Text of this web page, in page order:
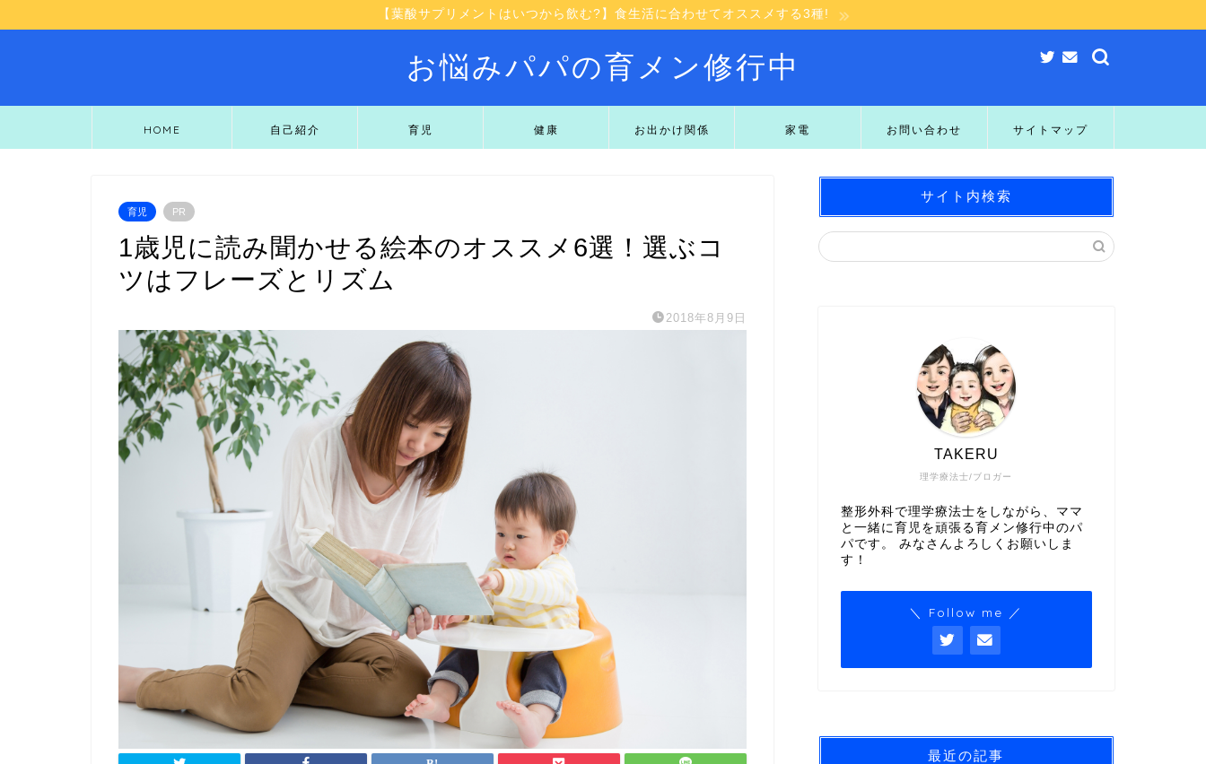
【葉酸サプリメントはいつから飲む?】食生活に合わせてオススメする3種!
お悩みパパの育メン修行中
HOME 自己紹介 育児 健康 お出かけ関係 家電 お問い合わせ サイトマップ
育児 PR
1歳児に読み聞かせる絵本のオススメ6選！選ぶコ
ツはフレーズとリズム
2018年8月9日
サイト内検索
理学療法士/ブロガー
TAKERU
整形外科で理学療法士をしながら、ママ
と一緒に育児を頑張る育メン修行中のパ
パです。 みなさんよろしくお願いしま
す！
＼ Follow me ／
最近の記事